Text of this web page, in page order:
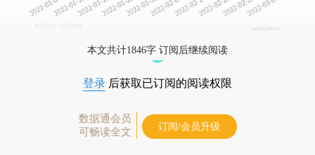
本文共计1846字 订阅后继续阅读
登录 后获取已订阅的阅读权限
数据通会员
可畅读全文
订阅/会员升级